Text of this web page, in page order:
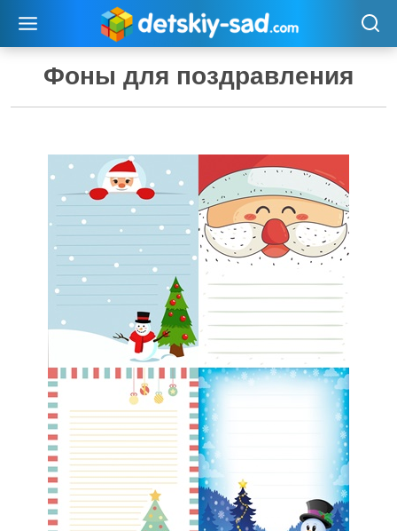
Фоны для поздравления